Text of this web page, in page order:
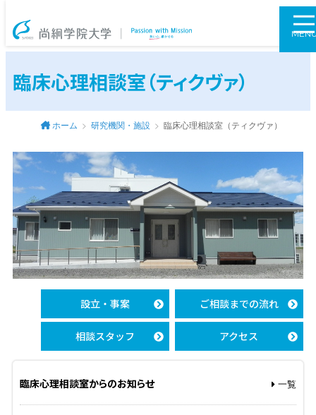
尚絅学院大学
臨床心理相談室（ティクヴァ）
ホーム 研究機関・施設 臨床心理相談室（ティクヴァ）
設立・事案 ご相談までの流れ
相談スタッフ アクセス
臨床心理相談室からのお知らせ 一覧